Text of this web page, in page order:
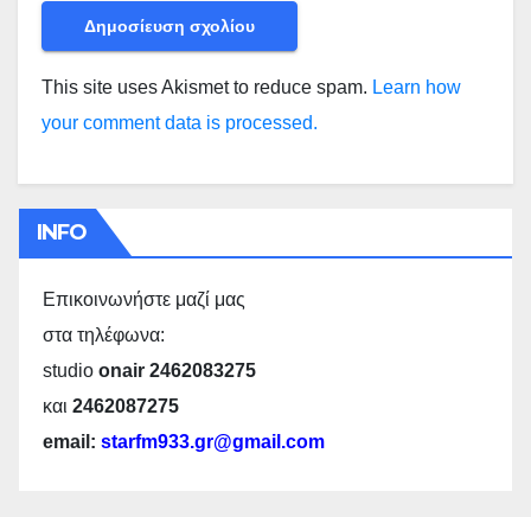
This site uses Akismet to reduce spam. Learn how
your comment data is processed.
INFO
Επικοινωνήστε μαζί μας
στα τηλέφωνα:
studio onair 2462083275
και 2462087275
email: starfm933.gr@gmail.com